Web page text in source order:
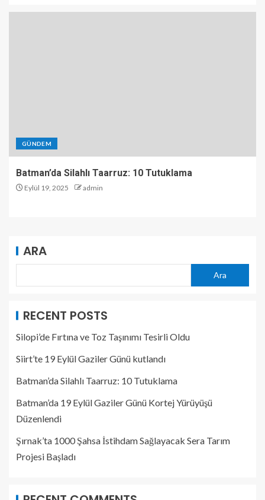
GÜNDEM
Batman’da Silahlı Taarruz: 10 Tutuklama
Eylül 19, 2025 admin
ARA
Ara
RECENT POSTS
Silopi’de Fırtına ve Toz Taşınımı Tesirli Oldu
Siirt’te 19 Eylül Gaziler Günü kutlandı
Batman’da Silahlı Taarruz: 10 Tutuklama
Batman’da 19 Eylül Gaziler Günü Kortej Yürüyüşü
Düzenlendi
Şırnak’ta 1000 Şahsa İstihdam Sağlayacak Sera Tarım
Projesi Başladı